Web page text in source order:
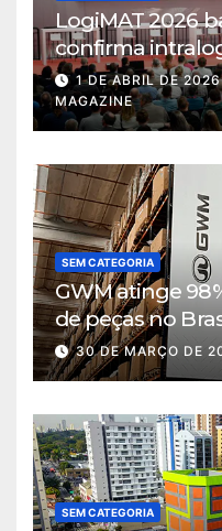
LogiMAT 2026
confirma
de decisão em
1 DE ABRIL DE
MAGAZINE
SEM CATEGORIA
GWM atinge
de peças no
logística em
30 DE MARÇO DE
SEM CATEGORIA